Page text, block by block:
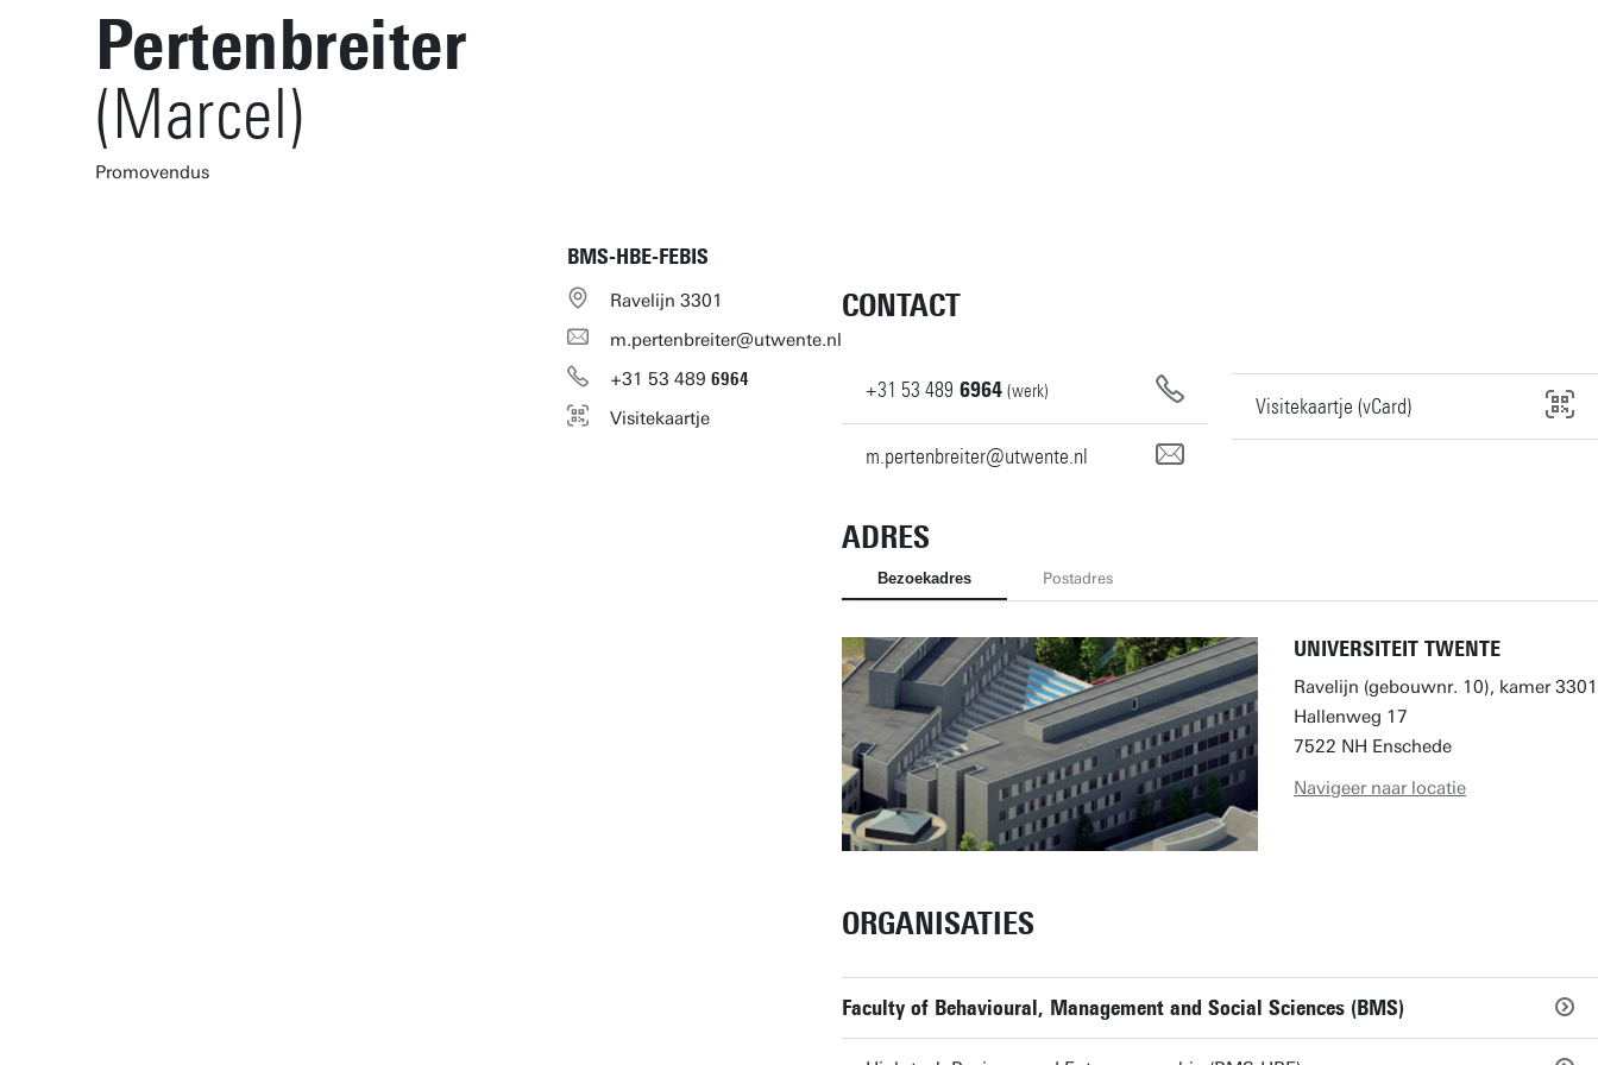
Pertenbreiter
(Marcel)
Promovendus
BMS-HBE-FEBIS
Ravelijn 3301
m.pertenbreiter@utwente.nl
+31 53 489 6964
Visitekaartje
CONTACT
+31 53 489 6964 (werk)
m.pertenbreiter@utwente.nl
Visitekaartje (vCard)
ADRES
Bezoekadres Postadres
UNIVERSITEIT TWENTE
Ravelijn (gebouwnr. 10), kamer 3301
Hallenweg 17
7522 NH Enschede
Navigeer naar locatie
ORGANISATIES
Faculty of Behavioural, Management and Social Sciences (BMS)